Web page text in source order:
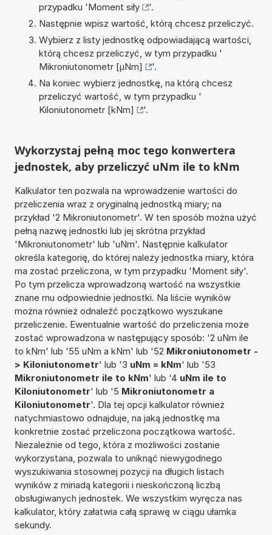
przypadku 'Moment siły
'.
Następnie wpisz wartość, którą chcesz przeliczyć.
Wybierz z listy jednostkę odpowiadającą wartości,
którą chcesz przeliczyć, w tym przypadku '
Mikroniutonometr [µNm]
'.
Na koniec wybierz jednostkę, na którą chcesz
przeliczyć wartość, w tym przypadku '
Kiloniutonometr [kNm]
'.
Wykorzystaj pełną moc tego konwertera
jednostek, aby przeliczyć uNm ile to kNm
Kalkulator ten pozwala na wprowadzenie wartości do
przeliczenia wraz z oryginalną jednostką miary; na
przykład '2 Mikroniutonometr'. W ten sposób można użyć
pełną nazwę jednostki lub jej skrótna przykład
'Mikroniutonometr' lub 'uNm'. Następnie kalkulator
określa kategorię, do której należy jednostka miary, która
ma zostać przeliczona, w tym przypadku 'Moment siły'.
Po tym przelicza wprowadzoną wartość na wszystkie
znane mu odpowiednie jednostki. Na liście wyników
można również odnaleźć początkowo wyszukane
przeliczenie. Ewentualnie wartość do przeliczenia może
zostać wprowadzona w następujący sposób: '2 uNm ile
to kNm' lub '55 uNm a kNm' lub '52 Mikroniutonometr -
> Kiloniutonometr' lub '3 uNm = kNm' lub '53
Mikroniutonometr ile to kNm' lub '4 uNm ile to
Kiloniutonometr' lub '5 Mikroniutonometr a
Kiloniutonometr'. Dla tej opcji kalkulator również
natychmiastowo odnajduje, na jaką jednostkę ma
konkretnie zostać przeliczona początkowa wartość.
Niezależnie od tego, która z możliwości zostanie
wykorzystana, pozwala to uniknąć niewygodnego
wyszukiwania stosownej pozycji na długich listach
wyników z miriadą kategorii i nieskończoną liczbą
obsługiwanych jednostek. We wszystkim wyręcza nas
kalkulator, który załatwia całą sprawę w ciągu ułamka
sekundy.